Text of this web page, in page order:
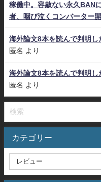
稼働中。容赦ない永久BAN
者、咽び泣くコンバーター
海外論文8本を読んで判明
匿名 より
海外論文8本を読んで判明
匿名 より
カテゴリー